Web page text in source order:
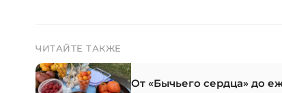
ЧИТАЙТЕ ТАКЖЕ
От «Бычьего сердца» до